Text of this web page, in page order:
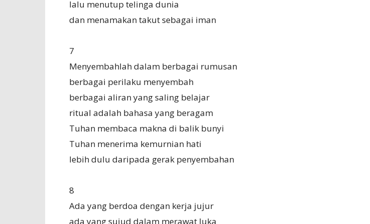
lalu menutup telinga dunia
dan menamakan takut sebagai iman
7
Menyembahlah dalam berbagai rumusan
berbagai perilaku menyembah
berbagai aliran yang saling belajar
ritual adalah bahasa yang beragam
Tuhan membaca makna di balik bunyi
Tuhan menerima kemurnian hati
lebih dulu daripada gerak penyembahan
8
Ada yang berdoa dengan kerja jujur
ada yang sujud dalam merawat luka